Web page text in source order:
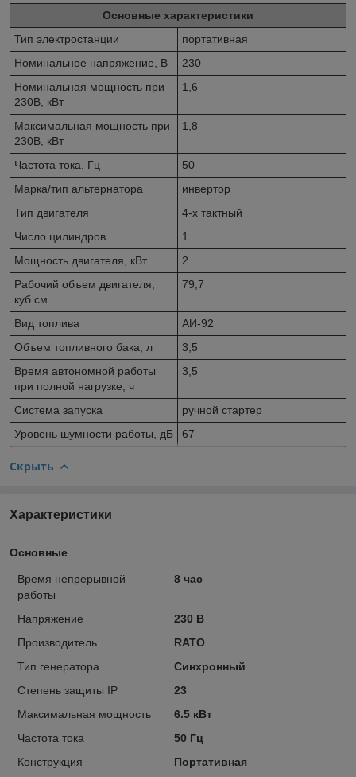
Основные характеристики
Тип электростанции
портативная
Номинальное напряжение, В
230
Номинальная мощность при
230В, кВт
1,6
Максимальная мощность при
230В, кВт
1,8
Частота тока, Гц
50
Марка/тип альтернатора
инвертор
Тип двигателя
4-х тактный
Число цилиндров
1
Мощность двигателя, кВт
2
Рабочий объем двигателя,
куб.см
79,7
Вид топлива
АИ-92
Объем топливного бака, л
3,5
Время автономной работы
при полной нагрузке, ч
3,5
Система запуска
ручной стартер
Уровень шумности работы, дБ
67
Скрыть
Характеристики
Основные
Время непрерывной
работы
8 час
Напряжение
230 В
Производитель
RATO
Тип генератора
Синхронный
Степень защиты IP
23
Максимальная мощность
6.5 кВт
Частота тока
50 Гц
Конструкция
Портативная